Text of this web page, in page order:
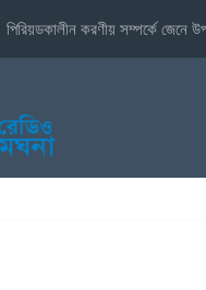
পিরিয়ডকালীন করণীয় সম্পর্কে জেনে